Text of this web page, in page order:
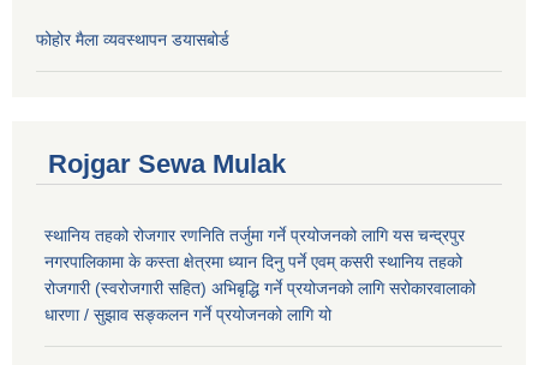
फोहोर मैला व्यवस्थापन डयासबोर्ड
Rojgar Sewa Mulak
स्थानिय तहको रोजगार रणनिति तर्जुमा गर्ने प्रयोजनको लागि यस चन्द्रपुर
नगरपालिकामा के कस्ता क्षेत्रमा ध्यान दिनु पर्ने एवम् कसरी स्थानिय तहको
रोजगारी (स्वरोजगारी सहित) अभिबृद्धि गर्ने प्रयोजनको लागि सरोकारवालाको
धारणा / सुझाव सङ्कलन गर्ने प्रयोजनको लागि यो